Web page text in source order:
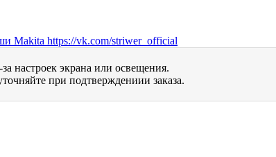
Makita https://vk.com/striwer_official
настроек экрана или освещения.
при подтверждениии заказа.